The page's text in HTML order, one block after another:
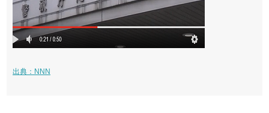
出典：NNN